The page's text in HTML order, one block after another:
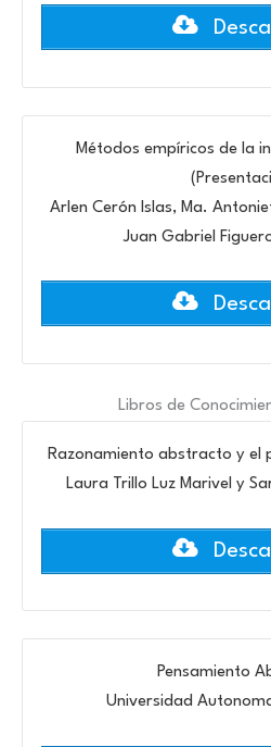
Métodos empíricos de la
Arlen Cerón Islas, Ma.
Juan Gabriel
Libros de
Razonamiento abstracto y el
Laura Trillo Luz Marivel y
Pensamiento
Universidad